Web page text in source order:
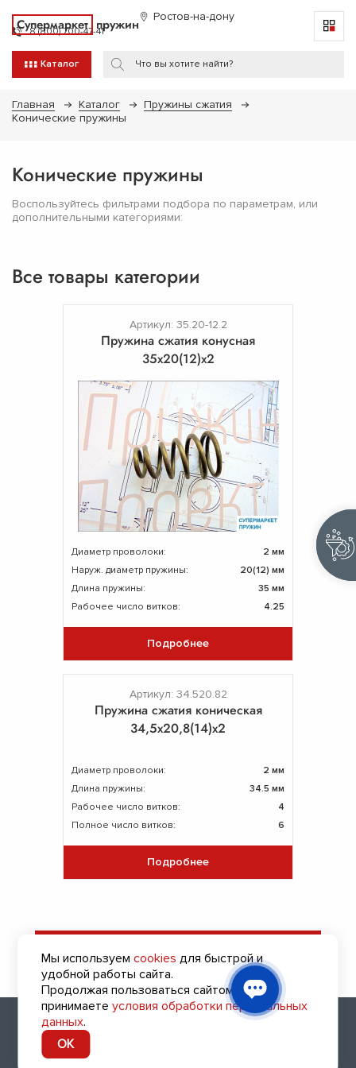
Супермаркет пружин Ростов-на-дону
8 (800) 700-47-41
Каталог
Главная Каталог
Пружины сжатия
Конические пружины
Конические пружины
Воспользуйтесь фильтрами подбора по параметрам, или
дополнительными категориями:
Все товары категории
Артикул: 35.20-12.2
Пружина сжатия конусная
35х20(12)х2
Диаметр проволоки:
2 мм
Наруж. диаметр пружины:
20(12) мм
Длина пружины:
35 мм
Рабочее число витков:
4.25
Подробнее
Артикул: 34.520.82
Пружина сжатия коническая
34,5х20,8(14)х2
Диаметр проволоки:
2 мм
Длина пружины:
34.5 мм
Рабочее число витков:
4
Полное число витков:
6
Подробнее
на подбор пружин
2010 - 2026 (с) Все права защищены
Мы используемcookies для быстрой и
удобной работы сайта.
Продолжая пользоваться сайтом, вы
принимаетеусловия обработки персональных
данных.
OK